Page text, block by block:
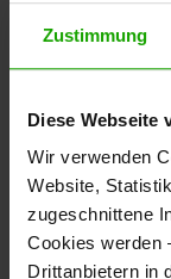
Zustimmung
Diese Webseite
Wir verwenden
Website,
zugeschnittene
Cookies werden
Drittanbietern in